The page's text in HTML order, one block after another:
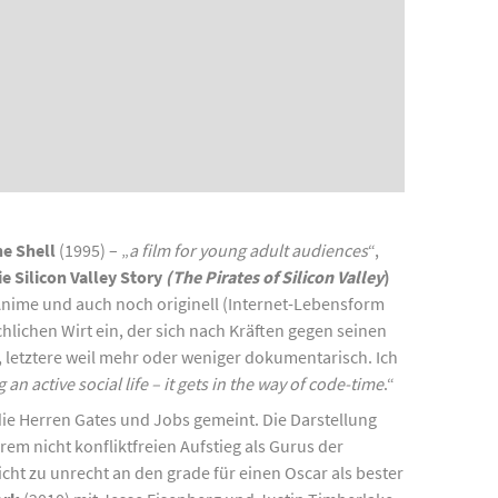
Shell (1995) – „a film for young adult audiences“,
Silicon Valley Story (The Pirates of Silicon Valley)
und auch noch originell (Internet-Lebensform
Wirt ein, der sich nach Kräften gegen seinen
weil mehr oder weniger dokumentarisch. Ich
active social life – it gets in the way of code-time.“
Herren Gates und Jobs gemeint. Die Darstellung
nicht konfliktfreien Aufstieg als Gurus der
zu unrecht an den grade für einen Oscar als bester